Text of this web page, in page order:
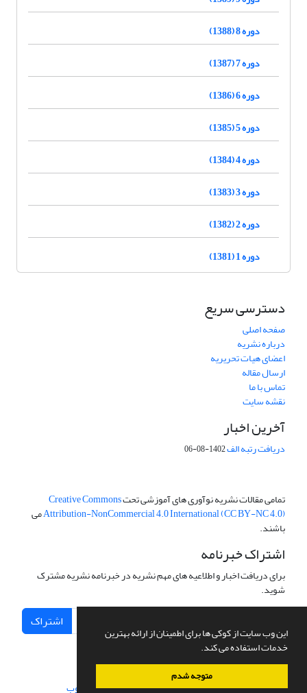
این وب سایت از کوکی ها برای اطمینان از ارائه بهترین
خدمات استفاده می کند.
متوجه شدم
دوره 8 (1388)
دوره 7 (1387)
دوره 6 (1386)
دوره 5 (1385)
دوره 4 (1384)
دوره 3 (1383)
دوره 2 (1382)
دوره 1 (1381)
دسترسی سریع
صفحه اصلی
درباره نشریه
اعضای هیات تحریریه
ارسال مقاله
تماس با ما
نقشه سایت
آخرین اخبار
دریافت رتبه الف1402-08-06
تمامی مقالات نشریه نوآوری های آموزشی تحتCreative Commons
Attribution-NonCommercial 4.0 International (CC BY-NC 4.0)می
باشند.
اشتراک خبرنامه
برای دریافت اخبار و اطلاعیه های مهم نشریه در خبرنامه نشریه مشترک
شوید.
اشتراک
سامانه مدیریت نشریات علمی.طراحی و پیاده سازی از سیناوب